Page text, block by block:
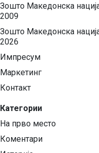
Зошто Македонска
2009
Зошто Македонска
2026
Импресум
Маркетинг
Контакт
Категории
На прво место
Коментари